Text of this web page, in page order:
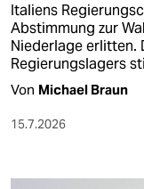
Italiens
Abstimmung zur
Niederlage erlitten.
Regierungslagers
Von Michael Braun
15.7.2026